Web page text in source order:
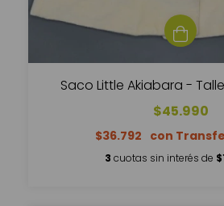
Saco Little Akiabara -
$45.990
$36.792
3 cuotas sin interés de